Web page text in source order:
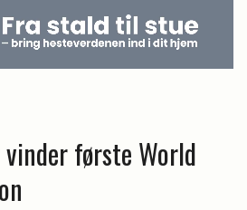
vinder første World